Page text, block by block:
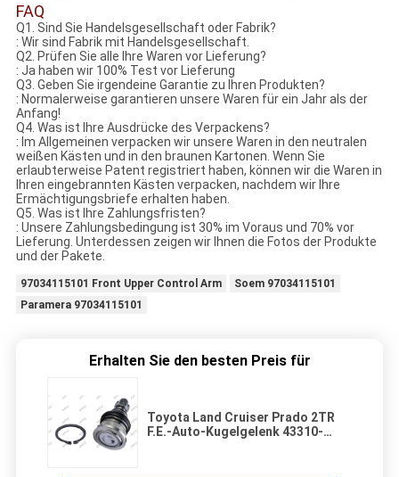
FAQ
Q1. Sind Sie Handelsgesellschaft oder Fabrik?
: Wir sind Fabrik mit Handelsgesellschaft.
Q2. Prüfen Sie alle Ihre Waren vor Lieferung?
: Ja haben wir 100% Test vor Lieferung
Q3. Geben Sie irgendeine Garantie zu Ihren Produkten?
: Normalerweise garantieren unsere Waren für ein Jahr als der
Anfang!
Q4. Was ist Ihre Ausdrücke des Verpackens?
: Im Allgemeinen verpacken wir unsere Waren in den neutralen
weißen Kästen und in den braunen Kartonen. Wenn Sie
erlaubterweise Patent registriert haben, können wir die Waren in
Ihren eingebrannten Kästen verpacken, nachdem wir Ihre
Ermächtigungsbriefe erhalten haben.
Q5. Was ist Ihre Zahlungsfristen?
: Unsere Zahlungsbedingung ist 30% im Voraus und 70% vor
Lieferung. Unterdessen zeigen wir Ihnen die Fotos der Produkte
und der Pakete.
97034115101 Front Upper Control Arm
Soem 97034115101
Paramera 97034115101
Erhalten Sie den besten Preis für
Toyota Land Cruiser Prado 2TR
F.E.-Auto-Kugelgelenk 43310-